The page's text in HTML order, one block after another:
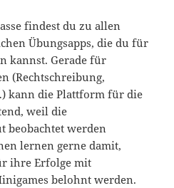
findest du zu allen
Übungsapps, die du für
kannst. Gerade für
(Rechtschreibung,
kann die Plattform für die
weil die
beobachtet werden
lernen gerne damit,
ihre Erfolge mit
belohnt werden.